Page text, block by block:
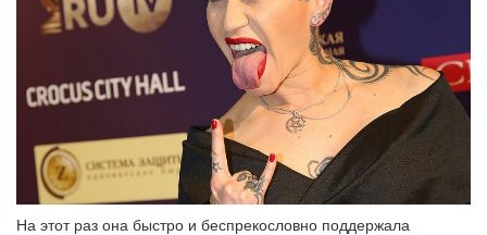
На этот раз она быстро и беспрекословно поддержала